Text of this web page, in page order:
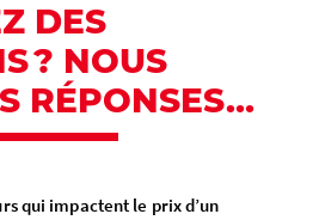
DES
? NOUS
RÉPONSES…
qui impactent le prix d’un